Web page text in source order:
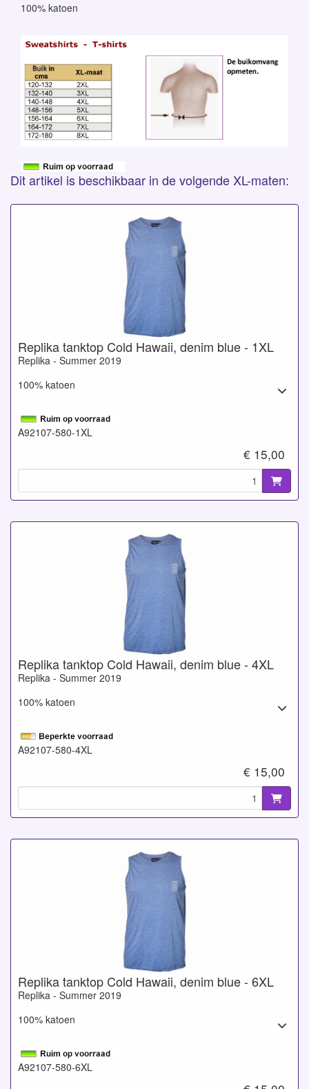
100% katoen
Dit artikel is beschikbaar in de volgende XL-maten:
Replika tanktop Cold Hawaii, denim blue - 1XL
Replika - Summer 2019
100% katoen
A92107-580-1XL
€ 15,00
Replika tanktop Cold Hawaii, denim blue - 4XL
Replika - Summer 2019
100% katoen
A92107-580-4XL
€ 15,00
Replika tanktop Cold Hawaii, denim blue - 6XL
Replika - Summer 2019
100% katoen
A92107-580-6XL